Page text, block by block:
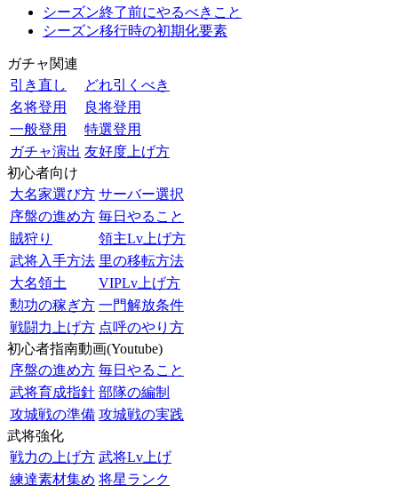
シーズン終了前にやるべきこと
シーズン移行時の初期化要素
ガチャ関連
引き直し
どれ引くべき
名将登用
良将登用
一般登用
特選登用
ガチャ演出 友好度上げ方
初心者向け
大名家選び方 サーバー選択
序盤の進め方 毎日やること
賊狩り
領主Lv上げ方
武将入手方法 里の移転方法
大名領土
VIPLv上げ方
勲功の稼ぎ方 一門解放条件
戦闘力上げ方 点呼のやり方
初心者指南動画(Youtube)
序盤の進め方 毎日やること
武将育成指針 部隊の編制
攻城戦の準備 攻城戦の実践
武将強化
戦力の上げ方 武将Lv上げ
練達素材集め 将星ランク